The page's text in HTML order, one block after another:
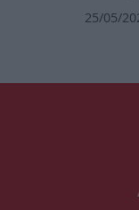
25/05/